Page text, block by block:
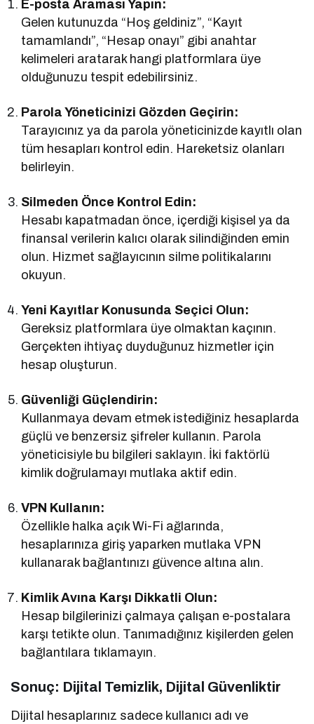
E-posta Araması Yapın:
Gelen kutunuzda “Hoş geldiniz”, “Kayıt
tamamlandı”, “Hesap onayı” gibi anahtar
kelimeleri aratarak hangi platformlara üye
olduğunuzu tespit edebilirsiniz.
Parola Yöneticinizi Gözden Geçirin:
Tarayıcınız ya da parola yöneticinizde kayıtlı olan
tüm hesapları kontrol edin. Hareketsiz olanları
belirleyin.
Silmeden Önce Kontrol Edin:
Hesabı kapatmadan önce, içerdiği kişisel ya da
finansal verilerin kalıcı olarak silindiğinden emin
olun. Hizmet sağlayıcının silme politikalarını
okuyun.
Yeni Kayıtlar Konusunda Seçici Olun:
Gereksiz platformlara üye olmaktan kaçının.
Gerçekten ihtiyaç duyduğunuz hizmetler için
hesap oluşturun.
Güvenliği Güçlendirin:
Kullanmaya devam etmek istediğiniz hesaplarda
güçlü ve benzersiz şifreler kullanın. Parola
yöneticisiyle bu bilgileri saklayın. İki faktörlü
kimlik doğrulamayı mutlaka aktif edin.
VPN Kullanın:
Özellikle halka açık Wi-Fi ağlarında,
hesaplarınıza giriş yaparken mutlaka VPN
kullanarak bağlantınızı güvence altına alın.
Kimlik Avına Karşı Dikkatli Olun:
Hesap bilgilerinizi çalmaya çalışan e-postalara
karşı tetikte olun. Tanımadığınız kişilerden gelen
bağlantılara tıklamayın.
Sonuç: Dijital Temizlik, Dijital Güvenliktir
Dijital hesaplarınız sadece kullanıcı adı ve